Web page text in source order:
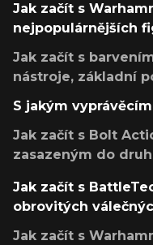
Jak začít s
nejpopulárnějších
Jak začít s
nástroje, základní
S jakým
Jak začít s Bolt
zasazeným do
Jak začít s
obrovitých
Jak začít s